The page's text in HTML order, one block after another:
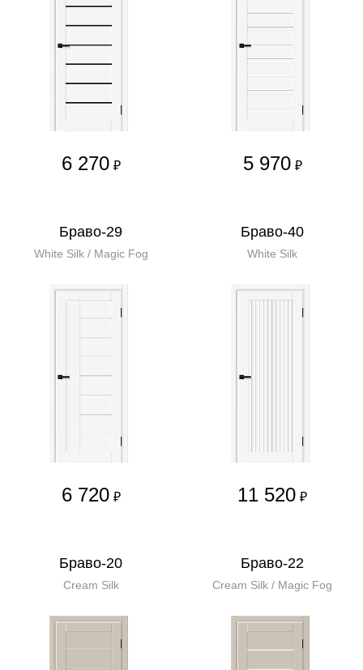
6 270 ₽ 5 970 ₽
Браво-29
White Silk / Magic Fog
6 720 ₽
Браво-40
White Silk
11 520 ₽
Браво-20
Cream Silk
Браво-22
Cream Silk / Magic Fog